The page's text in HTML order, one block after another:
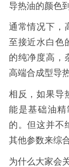
导热油的颜色
通常情况下，
至接近水白色
的纯净度高，
高端合成型导
相反，如果导
能是基础油
的。但这并不
其他参数来综
为什么大家会